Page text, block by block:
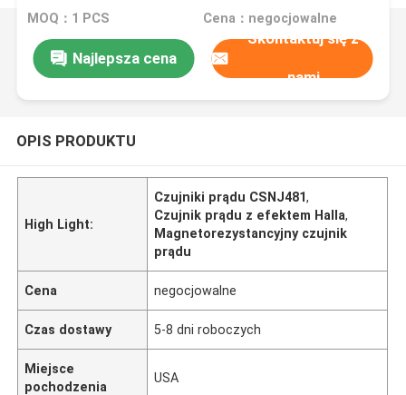
Halla
MOQ：1 PCS Cena：negocjowalne
Najlepsza cena
Skontaktuj się z
nami
OPIS PRODUKTU
High Light:
Czujniki prądu CSNJ481,
Czujnik prądu z efektem Halla,
Magnetorezystancyjny czujnik
prądu
Cena negocjowalne
Czas dostawy 5-8 dni roboczych
Miejsce
pochodzenia
USA